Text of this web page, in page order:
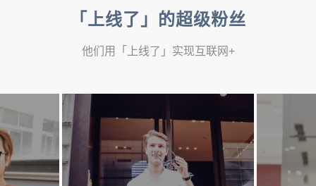
「上线了」的超级粉丝
他们用「上线了」实现互联网+